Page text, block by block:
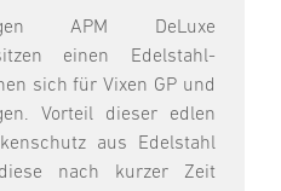
APM DeLuxe
einen Edelstahl-
sich für Vixen GP und
Vorteil dieser edlen
aus Edelstahl
nach kurzer Zeit